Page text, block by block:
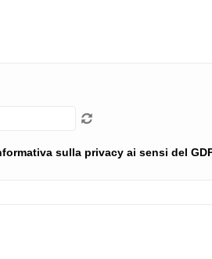
sulla privacy ai sensi del